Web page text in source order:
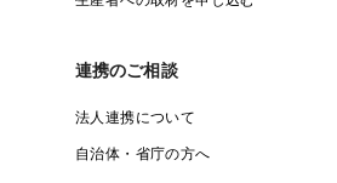
連携のご相談
法人連携について
自治体・省庁の方へ